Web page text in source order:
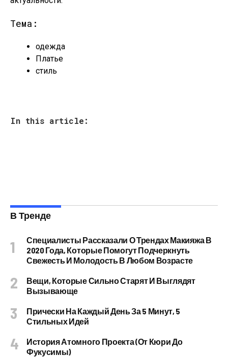
Тема:
одежда
Платье
стиль
In this article:
В Тренде
Специалисты Рассказали О Трендах Макияжа В
2020 Года, Которые Помогут Подчеркнуть
Свежесть И Молодость В Любом Возрасте
Вещи, Которые Сильно Старят И Выглядят
Вызывающе
Прически На Каждый День За 5 Минут, 5
Стильных Идей
История Атомного Проекта (от Кюри До
Фукусимы)